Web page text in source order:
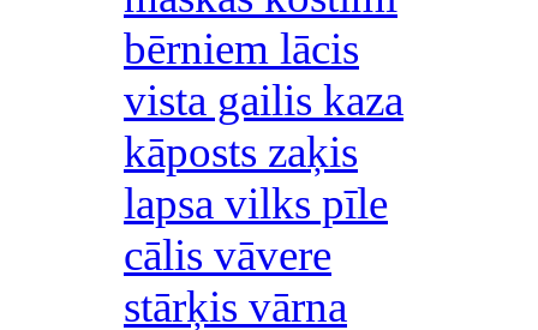
bērniem lācis
vista gailis kaza
kāposts zaķis
lapsa vilks pīle
cālis vāvere
stārķis vārna